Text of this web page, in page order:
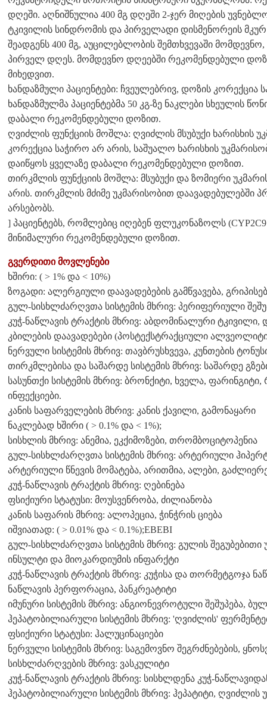
დღეში. აღნიშნულია 400 მგ დღეში 2-ჯერ მიღების
ტკივილის სინდრომის და პირველადი დისმენორეის
შეადგენს 400 მგ, აუცილებლობის შემთხვევაში
პირველ დღეს. მომდევნო დღეებში რეკომენდებული
მიხედვით.
ხანდაზმული პაციენტები: ჩვეულებრივ, დოზის კორექცია
ხანდაზმულმა პაციენტებმა 50 კგ-ზე ნაკლები სხეულის
დაბალი რეკომენდებული დოზით.
ღვიძლის ფუნქციის მოშლა: ღვიძლის მსუბუქი ხარისხის
კორექცია საჭირო არ არის, საშუალო ხარისხის
დაიწყოს ყველაზე დაბალი რეკომენდებული დოზით.
თირკმლის ფუნქციის მოშლა: მსუბუქი და ზომიერი
არის. თირკმლის მძიმე უკმარისობით დაავადებულებში
არსებობს.
] პაციენტებს, რომლებიც იღებენ ფლუკონაზოლს
მინიმალური რეკომენდებული დოზით.
გვერდითი მოვლენები
ხშირი: ( > 1% და < 10%)
ზოგადი: ალერგიული დაავადებების გამწვავება,
გულ-სისხლძარღვთა სისტემის მხრივ: პერიფერიული
კუჭ-ნაწლავის ტრაქტის მხრივ: აბდომინალური ტკივილი,
კბილების დაავადებები (პოსტექსტრაქციული
ნერვული სისტემის მხრივ: თავბრუსხვევა, კუნთების
თირკმლებისა და საშარდე სისტემის მხრივ: საშარდე
სასუნთქი სისტემის მხრივ: ბრონქიტი, ხველა, ფარინგიტი,
ინფექციები.
კანის საფარველების მხრივ: კანის ქავილი, გამონაყარი
ნაკლებად ხშირი ( > 0.1% და < 1%);
სისხლის მხრივ: ანემია, ეკქიმოზები, თრომბოციტოპენია
გულ-სისხლძარღვთა სისტემის მხრივ: არტერიული
არტერიული წნევის მომატება, არითმია, ალები,
კუჭ-ნაწლავის ტრაქტის მხრივ: ღებინება
ფსიქიური სტატუსი: მოუსვენრობა, ძილიანობა
კანის საფარის მხრივ: ალოპეცია, ჭინჭრის ციება
იშვიათად: ( > 0.01% და < 0.1%);EBEBI
გულ-სისხლძარღვთა სისტემის მხრივ: გულის შეგუბებითი
ინსულტი და მიოკარდიუმის ინფარქტი
კუჭ-ნაწლავის ტრაქტის მხრივ: კუჭისა და თორმეტგოჯა
ნაწლავის პერფორაცია, პანკრეატიტი
იმუნური სისტემის მხრივ: ანგიონევროტული შეშუპება,
ჰეპატობილიარული სისტემის მხრივ: 'ღვიძლის'
ფსიქიური სტატუსი: ჰალუცინაციები
ნერვული სისტემის მხრივ: საგემოვნო შეგრძნებების,
სისხლძარღვების მხრივ: ვასკულიტი
კუჭ-ნაწლავის ტრაქტის მხრივ: სისხლდენა კუჭ-
ჰეპატობილიარული სისტემის მხრივ: ჰეპატიტი, ღვიძლის